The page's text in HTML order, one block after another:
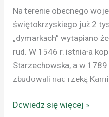
Na terenie obecnego
świętokrzyskiego już 2
„dymarkach” wytapiano
rud. W 1546 r. istniała
Starzechowska, a w
zbudowali nad rzeką
Dowiedz się więcej »